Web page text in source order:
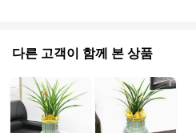
다른 고객이 함께 본 상품